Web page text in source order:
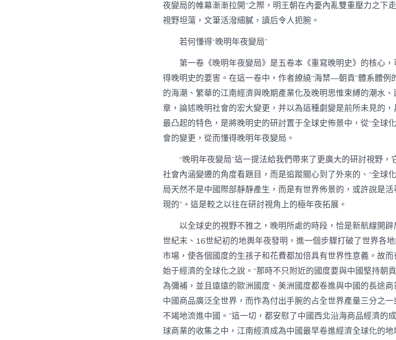
夜變局的帷幕漸漸拉開”之際，明王朝在內憂內亂雙重壓力之下
視野坦蕩，文筆活潑細膩，讀后令人扼腕。
若何懂得“晚明年夜變局”
第一卷《晚明年夜變局》是五卷本《重寫晚明史》的核心
得晚明史的要害。在這一卷中，作者繚繞“海禁—朝貢”體系體例
的海潮、繁華的江南經濟與晚期產業化及晚明思惟束縛的潮水
章，論述晚明社會的宏大變更，并以為這種劇變是前所未見的
最凸起的特色，是將晚明史的研討置于全球史佈景中，從“全球
會的變更，從而懂得晚明年夜變局。
“晚明年夜變局”這一提法給我們帶來了更廣大的研討視野，
社會內涵變遷的角度看題目，而是追蹤關心到了外來的、“全球
局天然不是中國際部靜靜產生，而是有世界佈景的，或許說是
現的”。這是較之以往在研討視角上的極年夜拓展。
以全球史的視野不雅之，晚明所處的時段，恰是新航線開
世紀末、16世紀初的地輿年夜發明，進一個步驟打破了世界各
市場，使各個國度的生孩子和花費都加倍具有世界性意義。故
始于經濟的全球化之說。“那時不只附近的國度要與中國堅持朝
為彌補，並且遠遠的歐洲國度、美洲國度都卷進與中國的長途
中國商品廣泛全世界，而作為付出手腕的占全世界產量三分之
不竭地流進中國。”這一切，都安慰了中國西北沿海商品經濟的
球商業的收集之中，江南經濟成為中國最早卷進經濟全球化的